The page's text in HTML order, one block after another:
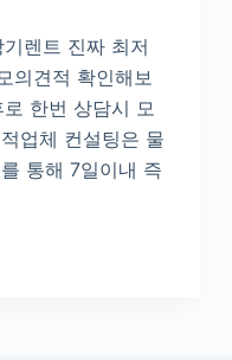
렌트 진짜 최저
의견적 확인해보
한번 상담시 모
업체 컨설팅은 물
통해 7일이내 즉